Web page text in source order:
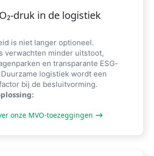
druk in de logistiek
is niet langer optioneel.
verwachten minder uitstoot,
en transparante ESG-
logistiek wordt een
bij de besluitvorming.
onze MVO-toezeggingen